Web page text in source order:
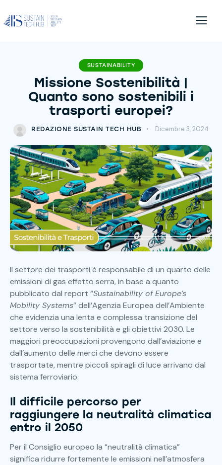
SUSTAINABILITY
Missione Sostenibilità |
Quanto sono sostenibili i
trasporti europei?
REDAZIONE SUSTAIN TECH HUB Dicembre 3, 2024
Il settore dei trasporti è responsabile di un quarto delle
emissioni di gas effetto serra, in base a quanto
pubblicato dal report “Sustainability of Europe’s
Mobility Systems” dell’Agenzia Europea dell’Ambiente
che evidenzia una lenta e complessa transizione del
settore verso la sostenibilità e gli obiettivi 2030. Le
maggiori preoccupazioni provengono dall’aviazione e
dall’aumento delle merci che devono essere
trasportate, mentre piccoli spiragli di luce arrivano dal
sistema ferroviario.
Il difficile percorso per
raggiungere la neutralità climatica
entro il 2050
Per il Consiglio europeo la “neutralità climatica”
significa ridurre fortemente le emissioni nell’atmosfera